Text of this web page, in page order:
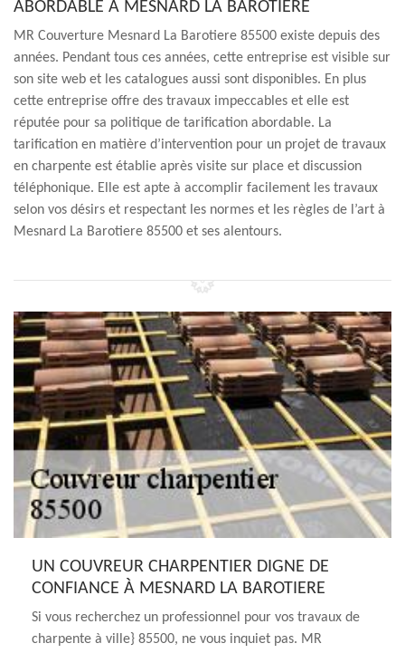
ABORDABLE À MESNARD LA BAROTIERE
MR Couverture Mesnard La Barotiere 85500 existe depuis des
années. Pendant tous ces années, cette entreprise est visible sur
son site web et les catalogues aussi sont disponibles. En plus
cette entreprise offre des travaux impeccables et elle est
réputée pour sa politique de tarification abordable. La
tarification en matière d’intervention pour un projet de travaux
en charpente est établie après visite sur place et discussion
téléphonique. Elle est apte à accomplir facilement les travaux
selon vos désirs et respectant les normes et les règles de l’art à
Mesnard La Barotiere 85500 et ses alentours.
UN COUVREUR CHARPENTIER DIGNE DE
CONFIANCE À MESNARD LA BAROTIERE
Si vous recherchez un professionnel pour vos travaux de
charpente à ville} 85500, ne vous inquiet pas. MR